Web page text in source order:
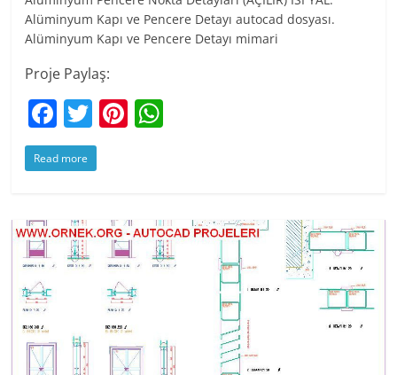
Alüminyum Kapı ve Pencere Detayı autocad dosyası.
Alüminyum Kapı ve Pencere Detayı mimari
Proje Paylaş:
F
a
c
b
o
T
w
itt
Pi
nt
st A
p
Read more